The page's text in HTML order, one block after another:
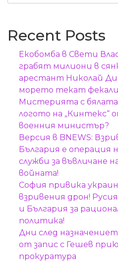
Recent Posts
Екобомба в Свети
грабят милиони в
арестант Николай
морето текат
Мистерията с
логото на „Кинтекс“
военния министър?
Версия в BNEWS:
България е операция
служби за въвличане
войната!
София привика
взривения дрон!
и България за
политика!
Дни след
от запис с Гешев
прокуратура